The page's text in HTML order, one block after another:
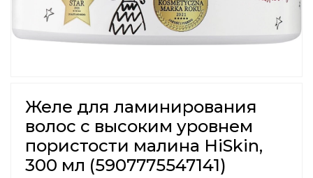
Желе для ламинирования
волос с высоким уровнем
пористости малина HiSkin,
300 мл (5907775547141)